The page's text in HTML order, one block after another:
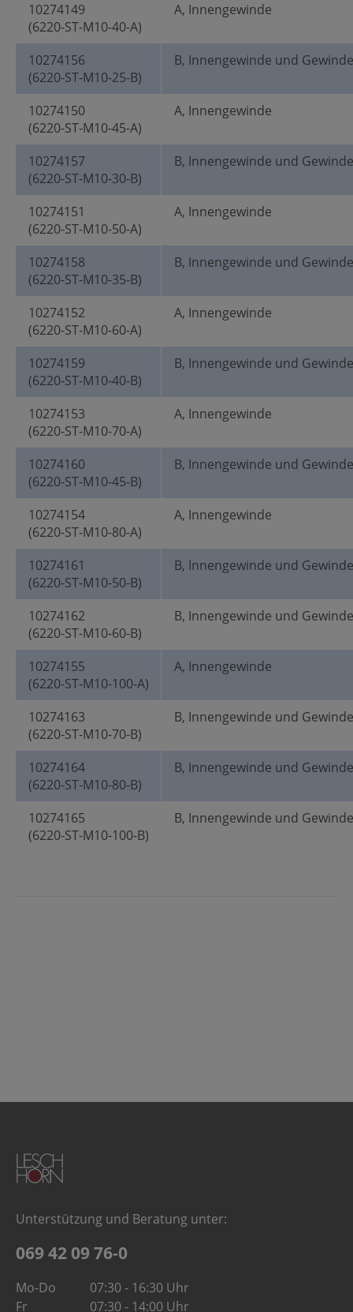
10274149
(6220-ST-M10-40-A)
A, Innengewinde
10274156
(6220-ST-M10-25-B)
B, Innengewinde und
10274150
(6220-ST-M10-45-A)
A, Innengewinde
10274157
(6220-ST-M10-30-B)
B, Innengewinde und
10274151
(6220-ST-M10-50-A)
A, Innengewinde
10274158
(6220-ST-M10-35-B)
B, Innengewinde und
10274152
(6220-ST-M10-60-A)
A, Innengewinde
10274159
(6220-ST-M10-40-B)
B, Innengewinde und
10274153
(6220-ST-M10-70-A)
A, Innengewinde
10274160
(6220-ST-M10-45-B)
B, Innengewinde und
10274154
(6220-ST-M10-80-A)
A, Innengewinde
10274161
(6220-ST-M10-50-B)
B, Innengewinde und
10274162
(6220-ST-M10-60-B)
B, Innengewinde und
10274155
(6220-ST-M10-100-A)
A, Innengewinde
10274163
(6220-ST-M10-70-B)
B, Innengewinde und
10274164
(6220-ST-M10-80-B)
B, Innengewinde und
10274165
(6220-ST-M10-100-B)
B, Innengewinde und
Unterstützung und Beratung unter:
069 42 09 76-0
Mo-Do
07:30 - 16:30 Uhr
Fr
07:30 - 14:00 Uhr